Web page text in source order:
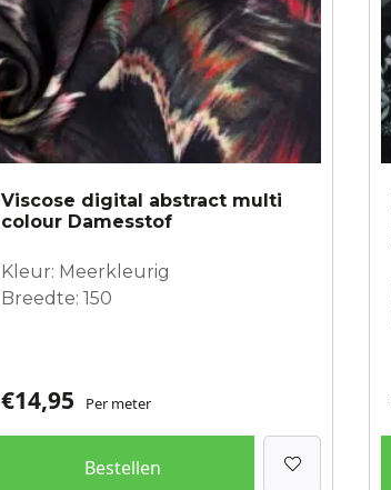
Viscose digital abstract multi
colour Damesstof
Kleur: Meerkleurig
Breedte: 150
€14,95 Per meter
Bestellen